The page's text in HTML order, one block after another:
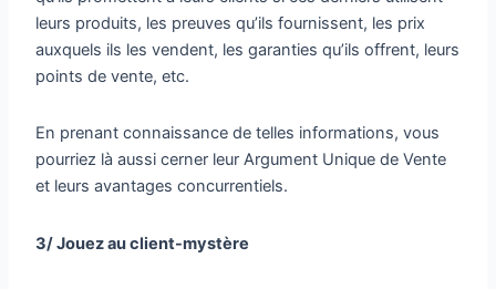
leurs produits, les preuves qu’ils fournissent, les prix
auxquels ils les vendent, les garanties qu’ils offrent, leurs
points de vente, etc.
En prenant connaissance de telles informations, vous
pourriez là aussi cerner leur Argument Unique de Vente
et leurs avantages concurrentiels.
3/ Jouez au client-mystère